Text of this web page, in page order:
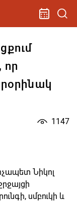
որ
1147
Նիկոլ
սմբուկի և